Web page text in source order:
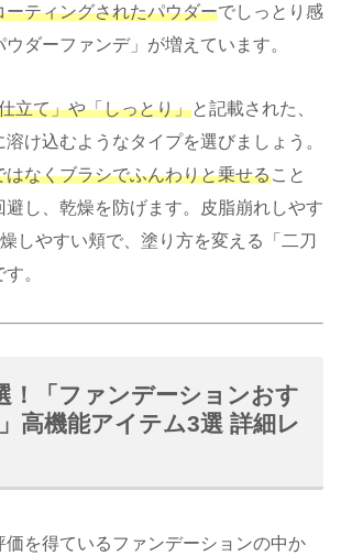
ーティングされたパウダーでしっとり感
ダーファンデ」が増えています。
立て」や「しっとり」と記載された、
け込むようなタイプを選びましょう。
はなくブラシでふんわりと乗せること
避し、乾燥を防げます。皮脂崩れしやす
しやすい頬で、塗り方を変える「二刀
。
！「ファンデーションおす
高機能アイテム3選 詳細レ
価を得ているファンデーションの中か